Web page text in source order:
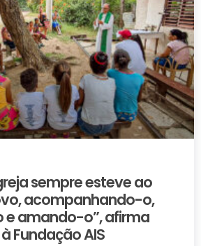
sempre esteve ao
acompanhando-o,
e amando-o”, afirma
Fundação AIS